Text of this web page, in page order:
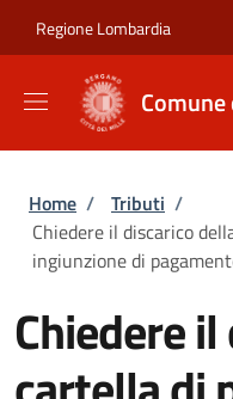
Regione Lombardia
Briciole di
Home / Tributi /
Chiedere il discarico
ingiunzione di
Chiedere